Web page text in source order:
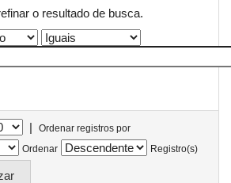
o resultado de busca.
|
Ordenar registros por
Ordenar
Registro(s)